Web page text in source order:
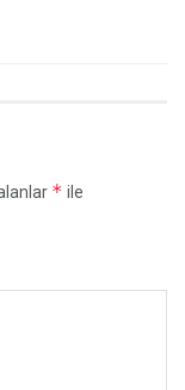
* ile